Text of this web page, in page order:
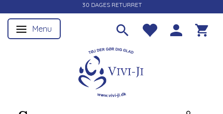
30 DAGES RETURRET
Skifte navigation
Menu